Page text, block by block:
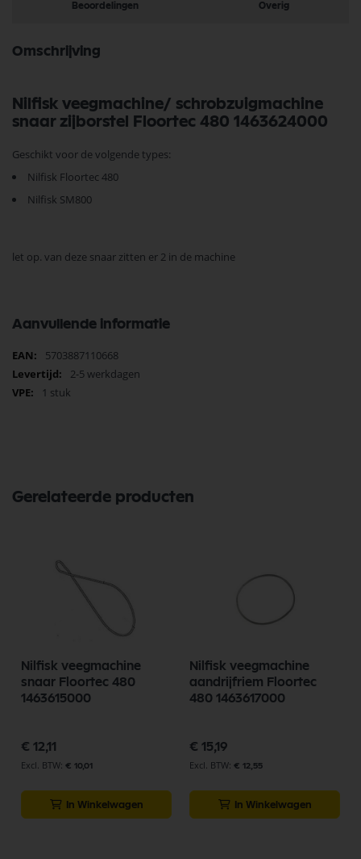
Beoordelingen Overig
Omschrijving
Nilfisk veegmachine/ schrobzuigmachine
snaar zijborstel Floortec 480 1463624000
Geschikt voor de volgende types:
Nilfisk Floortec 480
Nilfisk SM800
let op. van deze snaar zitten er 2 in de machine
Aanvullende informatie
Meer
informatie
5703887110668
2-5 werkdagen
1 stuk
Gerelateerde producten
Nilfisk veegmachine
snaar Floortec 480
1463615000
€ 12,11
€ 10,01
In Winkelwagen
Nilfisk veegmachine
aandrijfriem Floortec
480 1463617000
€ 15,19
€ 12,55
In Winkelwagen